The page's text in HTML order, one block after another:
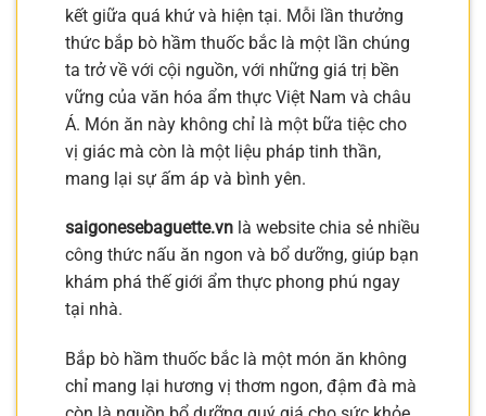
kết giữa quá khứ và hiện tại. Mỗi lần thưởng
thức bắp bò hầm thuốc bắc là một lần chúng
ta trở về với cội nguồn, với những giá trị bền
vững của văn hóa ẩm thực Việt Nam và châu
Á. Món ăn này không chỉ là một bữa tiệc cho
vị giác mà còn là một liệu pháp tinh thần,
mang lại sự ấm áp và bình yên.
saigonesebaguette.vn là website chia sẻ nhiều
công thức nấu ăn ngon và bổ dưỡng, giúp bạn
khám phá thế giới ẩm thực phong phú ngay
tại nhà.
Bắp bò hầm thuốc bắc là một món ăn không
chỉ mang lại hương vị thơm ngon, đậm đà mà